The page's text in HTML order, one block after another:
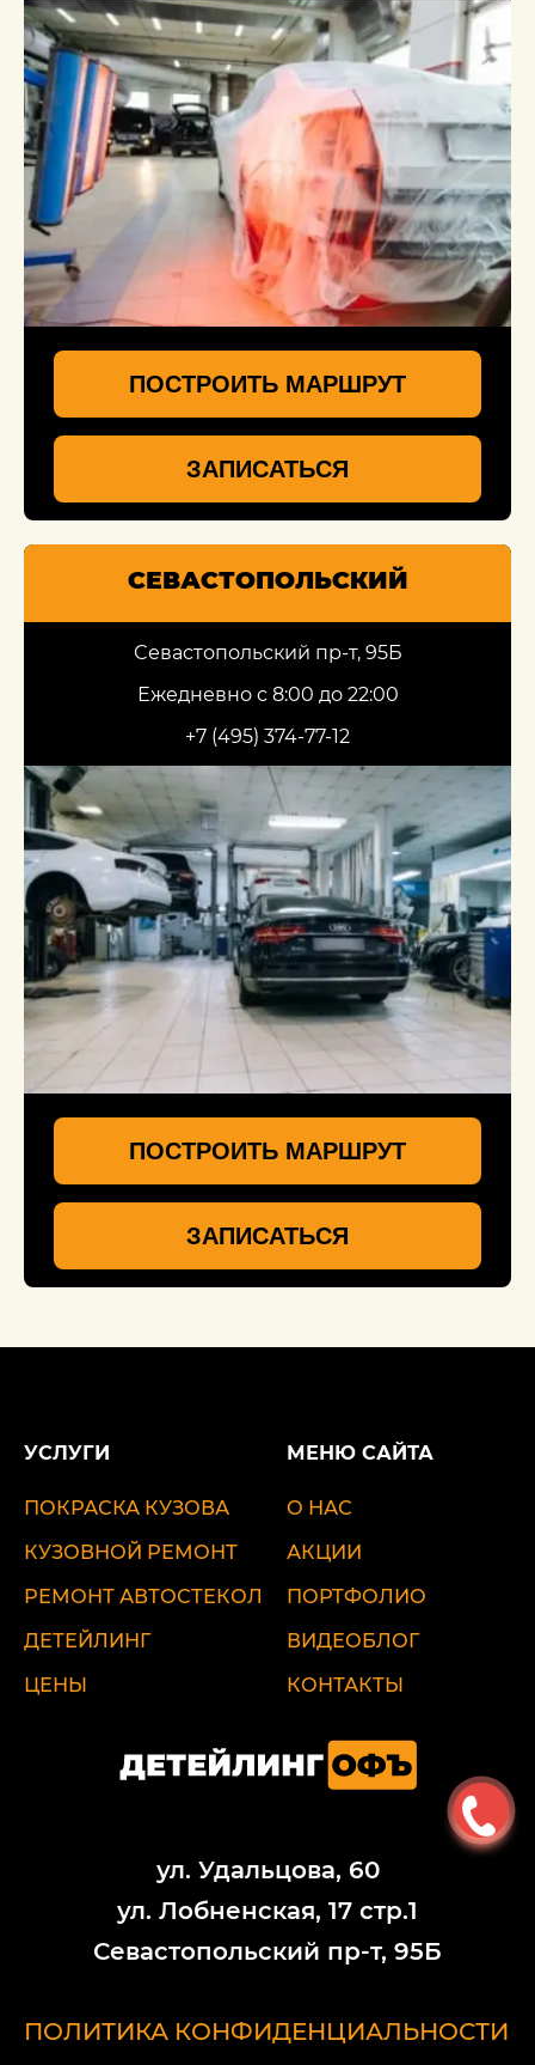
ПОСТРОИТЬ МАРШРУТ
ЗАПИСАТЬСЯ
СЕВАСТОПОЛЬСКИЙ
Севастопольский пр-т, 95Б
Ежедневно с 8:00 до 22:00
+7 (495) 374-77-12
ПОСТРОИТЬ МАРШРУТ
ЗАПИСАТЬСЯ
УСЛУГИ
ПОКРАСКА КУЗОВА
КУЗОВНОЙ РЕМОНТ
РЕМОНТ АВТОСТЕКОЛ
ДЕТЕЙЛИНГ
ЦЕНЫ
МЕНЮ САЙТА
О НАС
АКЦИИ
ПОРТФОЛИО
ВИДЕОБЛОГ
КОНТАКТЫ
ул. Удальцова, 60
ул. Лобненская, 17 стр.1
Севастопольский пр-т, 95Б
ПОЛИТИКА КОНФИДЕНЦИАЛЬНОСТИ